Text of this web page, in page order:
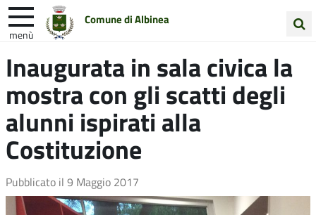
Comune di Albinea
menù
sito
Entra in Comune Vivi Albinea
Unione Colline Matildiche
Inaugurata in sala civica la
mostra con gli scatti degli
alunni ispirati alla
Costituzione
Pubblicato il 9 Maggio 2017